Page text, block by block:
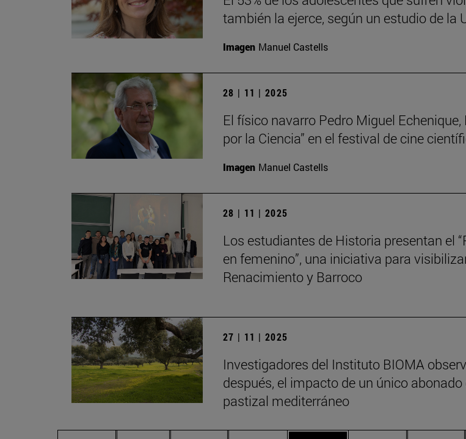
también la ejerce, según un estudio de la
Imagen Manuel Castells
28 | 11 | 2025
El físico navarro Pedro Miguel Echenique,
por la Ciencia” en el festival de cine
Imagen Manuel Castells
28 | 11 | 2025
Los estudiantes de Historia presentan el
en femenino”, una iniciativa para
Renacimiento y Barroco
27 | 11 | 2025
Investigadores del Instituto BIOMA
después, el impacto de un único
pastizal mediterráneo